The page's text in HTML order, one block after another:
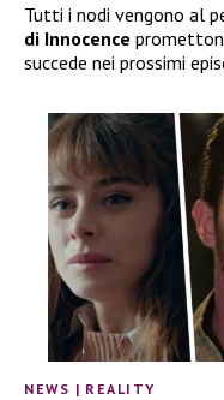
Tutti i nodi vengono al
di Innocence
succede nei prossimi
NEWS | REALITY